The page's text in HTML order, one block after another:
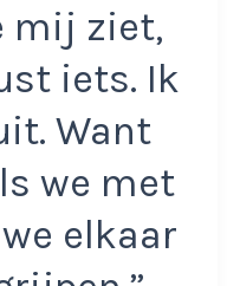
mij ziet,
iets. Ik
Want
we met
elkaar